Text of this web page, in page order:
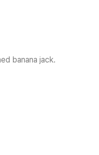
banana jack.